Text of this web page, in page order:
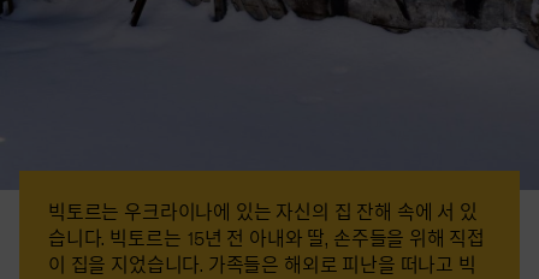
빅토르는 우크라이나에 있는 자신의 집 잔해 속에 서 있
습니다. 빅토르는 15년 전 아내와 딸, 손주들을 위해 직접
이 집을 지었습니다. 가족들은 해외로 피난을 떠나고 빅